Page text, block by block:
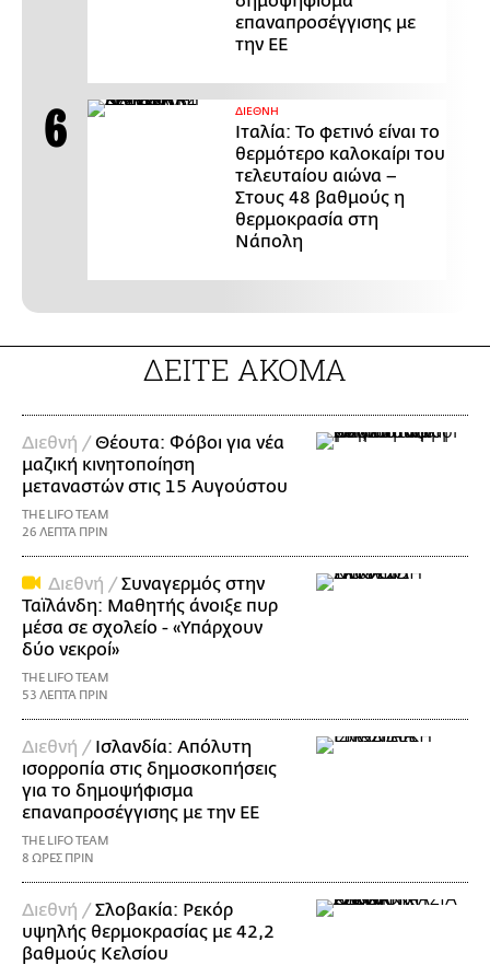
επαναπροσέγγισης με
την ΕΕ
ΔΙΕΘΝΗ
Ιταλία: Το φετινό είναι το
θερμότερο καλοκαίρι του
τελευταίου αιώνα –
Στους 48 βαθμούς η
θερμοκρασία στη
Νάπολη
ΔΕΙΤΕ ΑΚΟΜΑ
Διεθνή /Θέουτα: Φόβοι για νέα
μαζική κινητοποίηση
μεταναστών στις 15 Αυγούστου
THE LIFO TEAM
26 ΛΕΠΤΑ ΠΡΙΝ
Διεθνή /Συναγερμός στην
Ταϊλάνδη: Μαθητής άνοιξε πυρ
μέσα σε σχολείο - «Υπάρχουν
δύο νεκροί»
THE LIFO TEAM
53 ΛΕΠΤΑ ΠΡΙΝ
Διεθνή / Ισλανδία: Απόλυτη
ισορροπία στις δημοσκοπήσεις
για το δημοψήφισμα
επαναπροσέγγισης με την ΕΕ
THE LIFO TEAM
8 ΩΡΕΣ ΠΡΙΝ
Διεθνή /Σλοβακία: Ρεκόρ
υψηλής θερμοκρασίας με 42,2
βαθμούς Κελσίου